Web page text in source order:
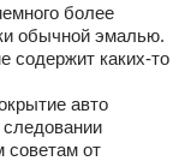
более
обычной эмалью.
содержит каких-то
авто
советам от